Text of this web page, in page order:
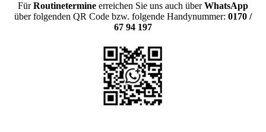
FürRoutinetermine erreichen Sie uns auch überWhatsApp
über folgenden QR Code bzw. folgende Handynummer: 0170 /
67 94 197